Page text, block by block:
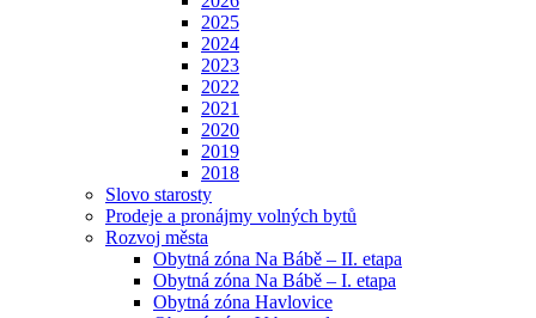
2025
2024
2023
2022
2021
2020
2019
2018
Slovo starosty
Prodeje a pronájmy volných bytů
Rozvoj města
Obytná zóna Na Bábě – II. etapa
Obytná zóna Na Bábě – I. etapa
Obytná zóna Havlovice